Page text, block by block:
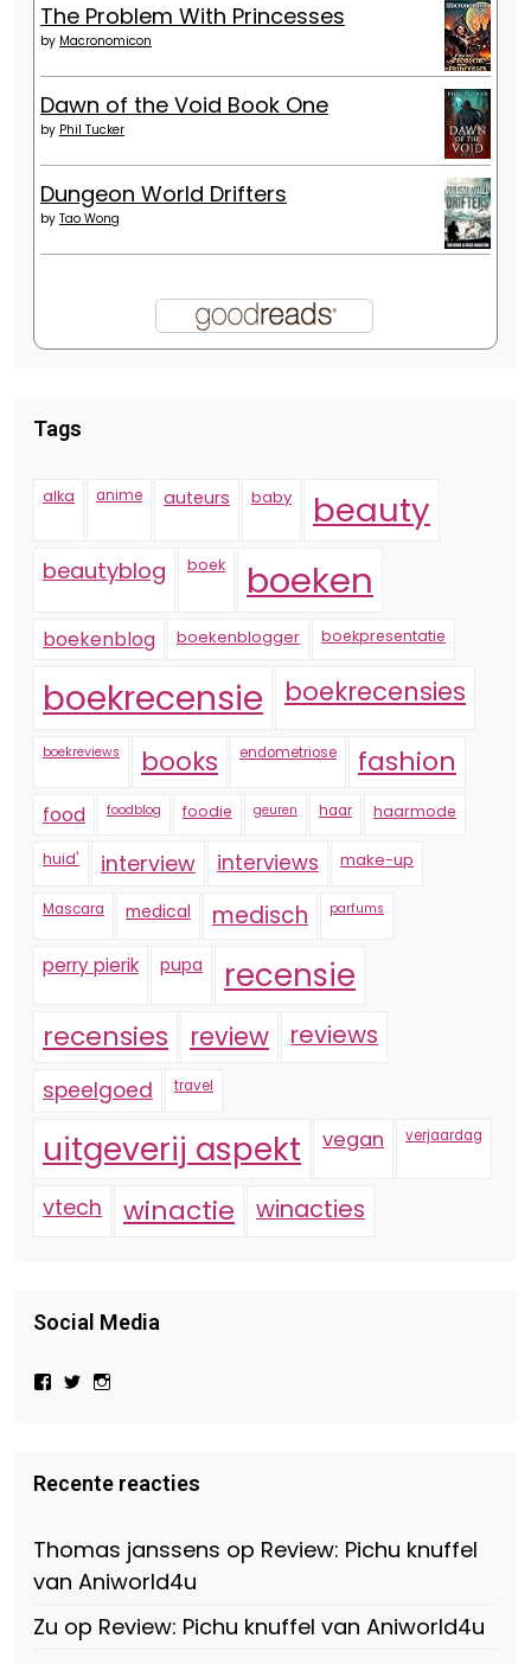
The Problem With Princesses
by Macronomicon
Dawn of the Void Book One
by Phil Tucker
Dungeon World Drifters
by Tao Wong
Tags
alka anime auteurs baby beauty
beautyblog boek boeken
boekenblog boekenblogger boekpresentatie
boekrecensie boekrecensies
boekreviews books endometriose fashion
food foodblog foodie geuren haar haarmode
huid' interview interviews make-up
Mascara medical medisch parfums
perry pierik pupa recensie
recensies review reviews
speelgoed travel
uitgeverij aspekt vegan verjaardag
vtech winactie winacties
Social Media
Bekijk
Beauty-
147775071915783/?
Facebook
Bekijk
op
Twitter
op
Instagram
Recente reacties
Thomas janssens op Review: Pichu knuffel
van Aniworld4u
Zu op Review: Pichu knuffel van Aniworld4u